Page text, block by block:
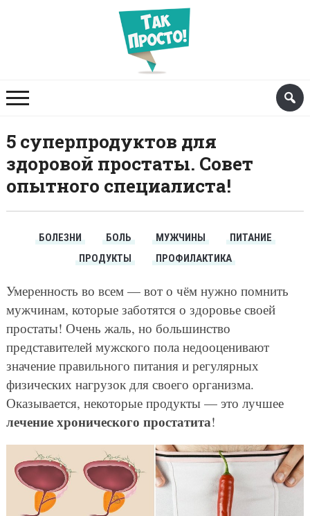
5 суперпродуктов для
здоровой простаты. Совет
опытного специалиста!
БОЛЕЗНИ БОЛЬ МУЖЧИНЫ
ПИТАНИЕ
ПРОДУКТЫ
ПРОФИЛАКТИКА
Умеренность во всем — вот о чём нужно помнить
мужчинам, которые заботятся о здоровье своей
простаты! Очень жаль, но большинство
представителей мужского пола недооценивают
значение правильного питания и регулярных
физических нагрузок для своего организма.
Оказывается, некоторые продукты — это лучшее
лечение хронического простатита!